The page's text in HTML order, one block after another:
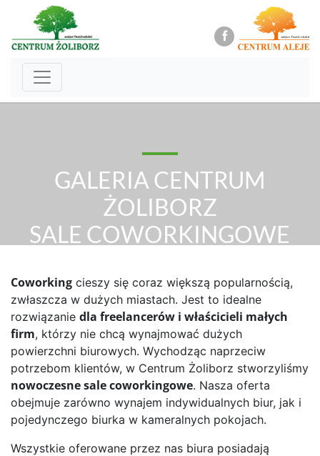
GALERIA CENTRUM
ŻOLIBORZ
SALE COWORKINGOWE
Coworking cieszy się coraz większą popularnością,
zwłaszcza w dużych miastach. Jest to idealne
rozwiązanie dla freelancerów i właścicieli małych
firm, którzy nie chcą wynajmować dużych
powierzchni biurowych. Wychodząc naprzeciw
potrzebom klientów, w Centrum Żoliborz stworzyliśmy
nowoczesne sale coworkingowe. Nasza oferta
obejmuje zarówno wynajem indywidualnych biur, jak i
pojedynczego biurka w kameralnych pokojach.
Wszystkie oferowane przez nas biura posiadają